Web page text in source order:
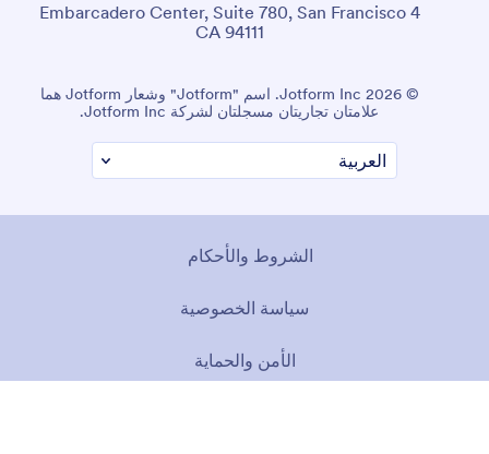
4 Embarcadero Center, Suite 780, San Francisco
CA 94111
© 2026 Jotform Inc. اسم "Jotform" وشعار Jotform هما
علامتان تجاريتان مسجلتان لشركة Jotform Inc.
الشروط والأحكام
سياسة الخصوصية
الأمن والحماية